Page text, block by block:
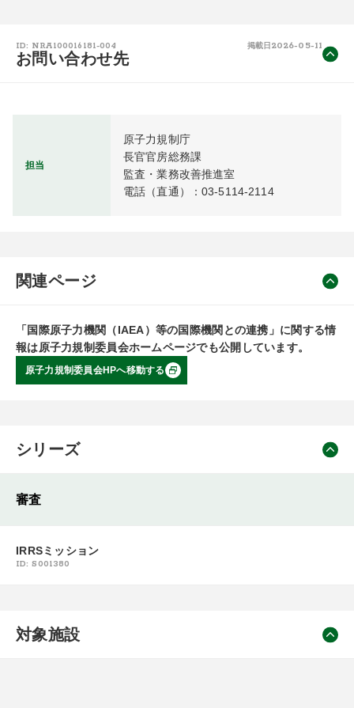
ID: NRA100016181-004 掲載日 2026-05-11
お問い合わせ先
担当
原子力規制庁
長官官房総務課
監査・業務改善推進室
電話（直通）：03-5114-2114
関連ページ
「国際原子力機関（IAEA）等の国際機関との連携」に関する情
報は原子力規制委員会ホームページでも公開しています。
原子力規制委員会HPへ移動する
シリーズ
審査
IRRSミッション
ID: S001380
対象施設